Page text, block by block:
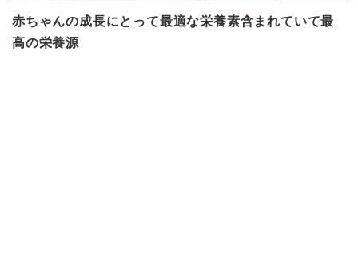
赤ちゃんの成長にとって最適な栄養素含まれていて最
高の栄養源